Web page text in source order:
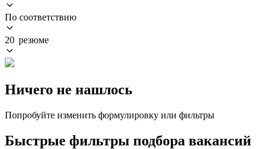
По соответствию
20 резюме
Ничего не нашлось
Попробуйте изменить формулировку или фильтры
Быстрые фильтры подбора вакансий